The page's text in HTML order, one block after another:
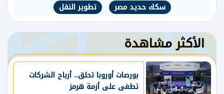
سكك حديد مصر
تطوير النقل
الأكثر مشاهدة
بورصات أوروبا تحلق.. أرباح الشركات
تطغى على أزمة هرمز